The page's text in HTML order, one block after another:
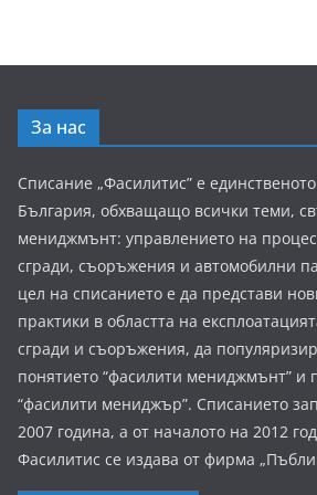
За нас
Списание „Фасилитис” е
България, обхващащо всички теми,
мениджмънт: управлението на
сгради, съоръжения и автомобилни
цел на списанието е да представи
практики в областта на
сгради и съоръжения, да
понятието “фасилити мениджмънт” и
“фасилити мениджър”. Списанието
2007 година, а от началото на 2012
Фасилитис се издава от фирма